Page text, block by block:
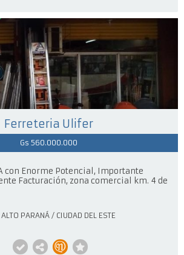
Ferreteria Ulifer
Gs 560.000.000
con Enorme Potencial, Importante
Facturación, zona comercial km. 4 de
ALTO PARANÁ / CIUDAD DEL ESTE